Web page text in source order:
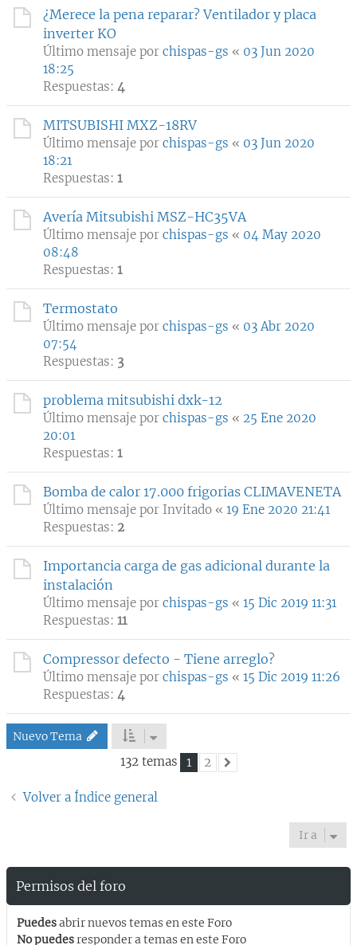
¿Merece la pena reparar? Ventilador y placa
inverter KO
Último mensaje por chispas-gs « 03 Jun 2020
18:25
Respuestas: 4
MITSUBISHI MXZ-18RV
Último mensaje por chispas-gs « 03 Jun 2020
18:21
Respuestas: 1
Avería Mitsubishi MSZ-HC35VA
Último mensaje por chispas-gs « 04 May 2020
08:48
Respuestas: 1
Termostato
Último mensaje por chispas-gs « 03 Abr 2020
07:54
Respuestas: 3
problema mitsubishi dxk-12
Último mensaje por chispas-gs « 25 Ene 2020
20:01
Respuestas: 1
Bomba de calor 17.000 frigorias CLIMAVENETA
Último mensaje por Invitado « 19 Ene 2020 21:41
Respuestas: 2
Importancia carga de gas adicional durante la
instalación
Último mensaje por chispas-gs « 15 Dic 2019 11:31
Respuestas: 11
Compressor defecto - Tiene arreglo?
Último mensaje por chispas-gs « 15 Dic 2019 11:26
Respuestas: 4
Nuevo Tema
132 temas 1
2
Siguiente
Volver a Índice general
Ir a
Permisos del foro
Puedesabrir nuevos temas en este Foro
No puedesresponder a temas en este Foro